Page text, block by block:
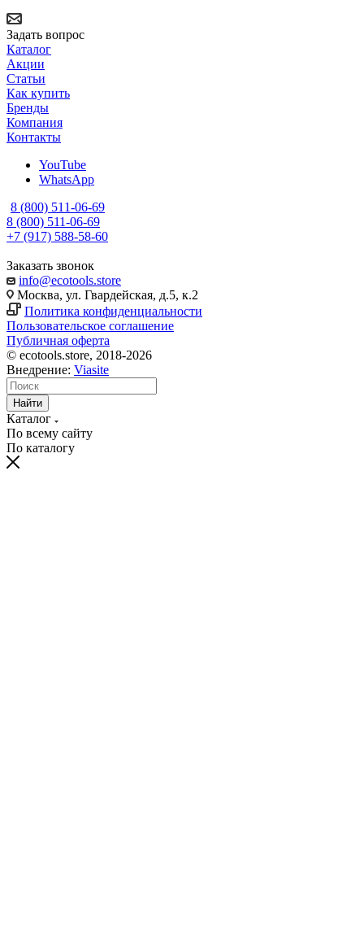
Задать вопрос
Каталог
Акции
Статьи
Как купить
Бренды
Компания
Контакты
YouTube
WhatsApp
8 (800) 511-06-69
8 (800) 511-06-69
+7 (917) 588-58-60
Заказать звонок
info@ecotools.store
Москва, ул. Гвардейская, д.5, к.2
Политика конфиденциальности
Пользовательское соглашение
Публичная оферта
© ecotools.store, 2018-2026
Внедрение: Viasite
Найти
Каталог
По всему сайту
По каталогу